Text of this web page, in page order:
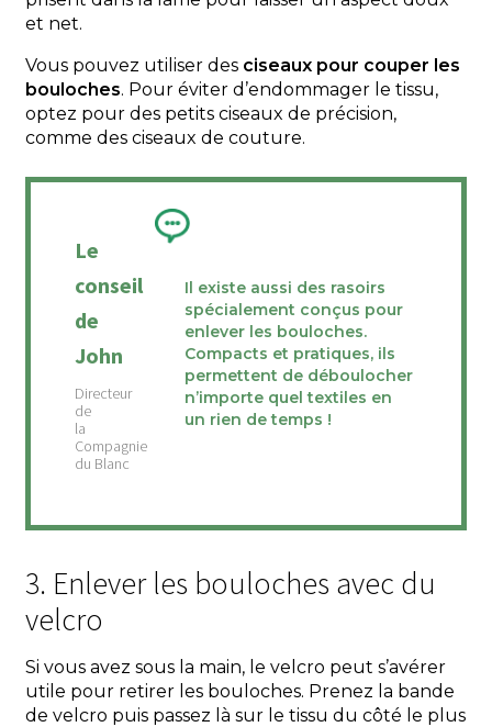
et net.
Vous pouvez utiliser des ciseaux pour couper les
bouloches. Pour éviter d’endommager le tissu,
optez pour des petits ciseaux de précision,
comme des ciseaux de couture.
Le
conseil
de
John
Il existe aussi des rasoirs
spécialement conçus pour
enlever les bouloches.
Compacts et pratiques, ils
permettent de déboulocher
n’importe quel textiles en
un rien de temps !
3. Enlever les bouloches avec du
velcro
Si vous avez sous la main, le velcro peut s’avérer
utile pour retirer les bouloches. Prenez la bande
de velcro puis passez là sur le tissu du côté le plus